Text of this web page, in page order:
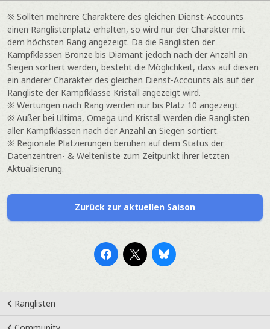
※ Sollten mehrere Charaktere des gleichen Dienst-Accounts
einen Ranglistenplatz erhalten, so wird nur der Charakter mit
dem höchsten Rang angezeigt. Da die Ranglisten der
Kampfklassen Bronze bis Diamant jedoch nach der Anzahl an
Siegen sortiert werden, besteht die Möglichkeit, dass auf diesen
ein anderer Charakter des gleichen Dienst-Accounts als auf der
Rangliste der Kampfklasse Kristall angezeigt wird.
※ Wertungen nach Rang werden nur bis Platz 10 angezeigt.
※ Außer bei Ultima, Omega und Kristall werden die Ranglisten
aller Kampfklassen nach der Anzahl an Siegen sortiert.
※ Regionale Platzierungen beruhen auf dem Status der
Datenzentren- & Weltenliste zum Zeitpunkt ihrer letzten
Aktualisierung.
Zurück zur aktuellen Saison
Ranglisten